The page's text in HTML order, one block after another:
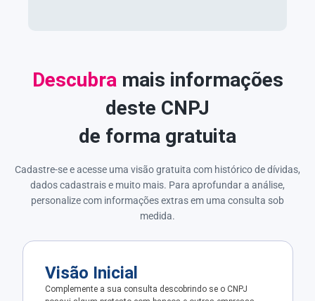
Descubra mais informações
deste CNPJ
de forma gratuita
Cadastre-se e acesse uma visão gratuita com histórico de dívidas,
dados cadastrais e muito mais. Para aprofundar a análise,
personalize com informações extras em uma consulta sob
medida.
Visão Inicial
Complemente a sua consulta descobrindo se o CNPJ